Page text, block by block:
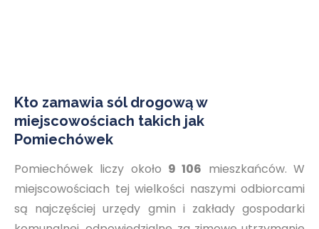
Kto zamawia sól drogową w
miejscowościach takich jak
Pomiechówek
Pomiechówek liczy około 9 106 mieszkańców. W
miejscowościach tej wielkości naszymi odbiorcami
są najczęściej urzędy gmin i zakłady gospodarki